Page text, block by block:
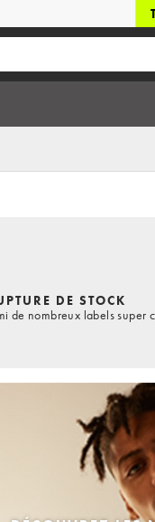
DE STOCK
de nombreux labels super